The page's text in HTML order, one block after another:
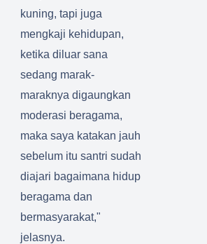
kuning, tapi juga
mengkaji kehidupan,
ketika diluar sana
sedang marak-
maraknya digaungkan
moderasi beragama,
maka saya katakan jauh
sebelum itu santri sudah
diajari bagaimana hidup
beragama dan
bermasyarakat,"
jelasnya.